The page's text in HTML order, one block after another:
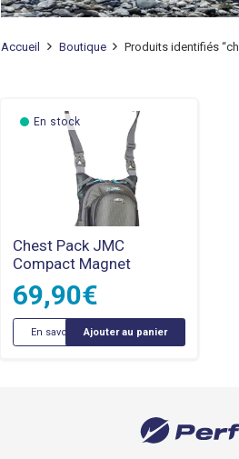
Accueil Boutique Produits identifiés
Chest Pack JMC
Compact Magnet
69,90€
En savoir + Ajouter au panier
En stock